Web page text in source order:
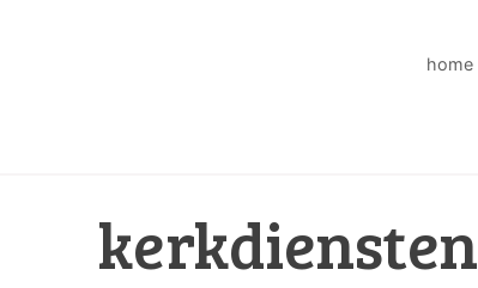
home
kerkdiensten